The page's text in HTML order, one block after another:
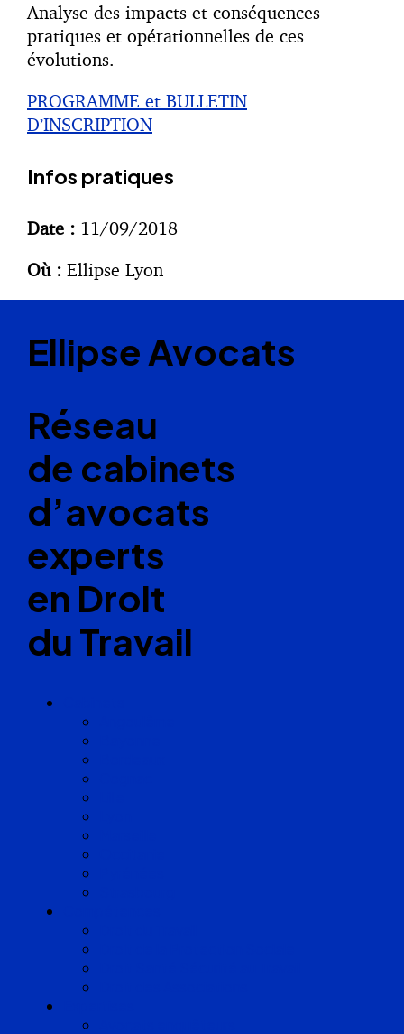
Analyse des impacts et conséquences
pratiques et opérationnelles de ces
évolutions.
PROGRAMME et BULLETIN
D’INSCRIPTION
Infos pratiques
Date : 11/09/2018
Où : Ellipse Lyon
Ellipse Avocats
Réseau
de cabinets
d’avocats
experts
en Droit
du Travail